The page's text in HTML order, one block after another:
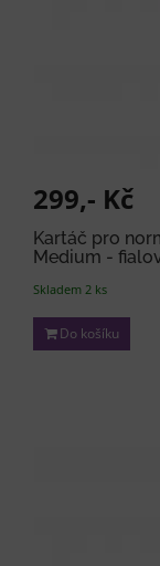
299,- Kč
Kartáč pro
Medium -
Skladem 2 ks
Do košíku